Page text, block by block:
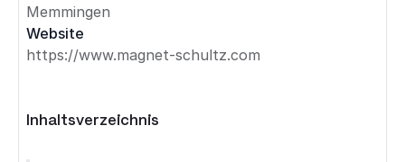
Memmingen
Website
https://www.magnet-schultz.com
Inhaltsverzeichnis